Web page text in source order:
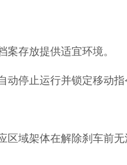
存放提供适宜环境。
动停止运行并锁定移动
区域架体在解除刹车前